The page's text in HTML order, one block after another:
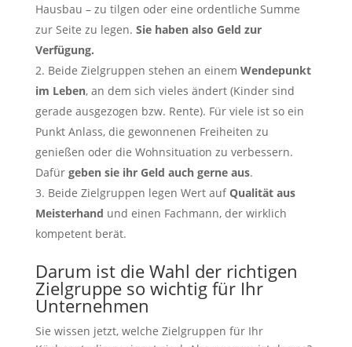
Hausbau – zu tilgen oder eine ordentliche Summe
zur Seite zu legen. Sie haben also Geld zur
Verfügung.
Beide Zielgruppen stehen an einem Wendepunkt
im Leben, an dem sich vieles ändert (Kinder sind
gerade ausgezogen bzw. Rente). Für viele ist so ein
Punkt Anlass, die gewonnenen Freiheiten zu
genießen oder die Wohnsituation zu verbessern.
Dafür geben sie ihr Geld auch gerne aus.
Beide Zielgruppen legen Wert aufQualität aus
Meisterhand und einen Fachmann, der wirklich
kompetent berät.
Darum ist die Wahl der richtigen
Zielgruppe so wichtig für Ihr
Unternehmen
Sie wissen jetzt, welche Zielgruppen für Ihr